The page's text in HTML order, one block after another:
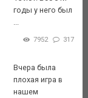
годы у него был
7952 317
Вчера была
плохая игра в
нашем